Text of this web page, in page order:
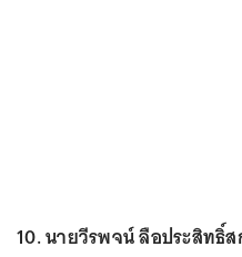
10. นายวีรพจน์ ลือประสิทธิ์